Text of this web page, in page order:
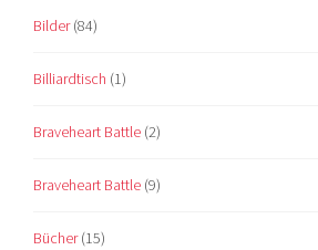
Bilder(84)
Billiardtisch (1)
Braveheart Battle (2)
Braveheart Battle (9)
Bücher(15)